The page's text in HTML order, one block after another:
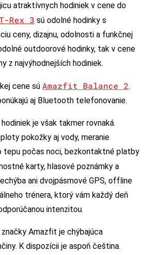
atraktívnych hodiniek v cene do
Rex 3 sú odolné hodinky s
ceny, dizajnu, odolnosti a funkčnej
outdoorové hodinky, tak v cene
z najvýhodnejších hodiniek.
cene sú Amazfit Balance 2.
aj Bluetooth telefonovanie.
je však takmer rovnaká.
pokožky aj vody, meranie
tepu počas noci, bezkontaktné platby
karty, hlasové poznámky a
ani dvojpásmové GPS, offline
trénera, ktorý vám každý deň
intenzitou.
Amazfit je chýbajúca
K dispozícii je aspoň čeština.